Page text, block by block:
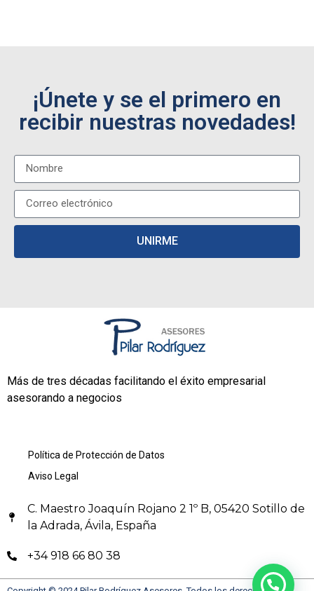
¡Únete y se el primero en
recibir nuestras novedades!
UNIRME
Más de tres décadas facilitando el éxito empresarial
asesorando a negocios
Política de Protección de Datos
Aviso Legal
C. Maestro Joaquín Rojano 2 1º B, 05420 Sotillo de
la Adrada, Ávila, España
+34 918 66 80 38